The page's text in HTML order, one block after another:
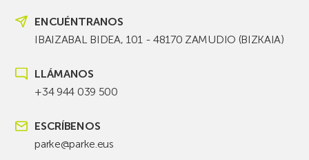
ENCUÉNTRANOS
IBAIZABAL BIDEA, 101 - 48170 ZAMUDIO (BIZKAIA)
LLÁMANOS
+34 944 039 500
ESCRÍBENOS
parke@parke.eus